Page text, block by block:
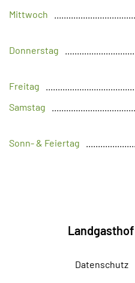
Mittwoch
Donnerstag
Freitag
Samstag
Sonn- & Feiertag
Datenschutz